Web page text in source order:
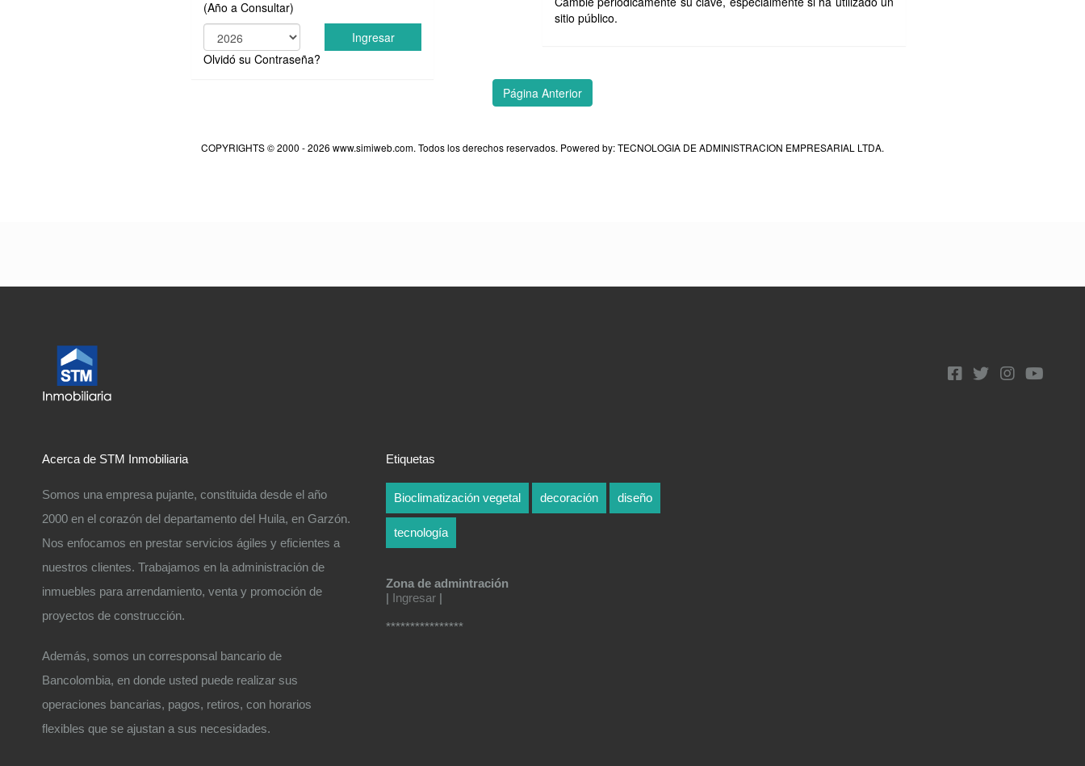
Acerca de STM Inmobiliaria
Somos una empresa pujante, constituida desde el año
2000 en el corazón del departamento del Huila, en Garzón.
Nos enfocamos en prestar servicios ágiles y eficientes a
nuestros clientes. Trabajamos en la administración de
inmuebles para arrendamiento, venta y promoción de
proyectos de construcción.
Además, somos un corresponsal bancario de
Bancolombia, en donde usted puede realizar sus
operaciones bancarias, pagos, retiros, con horarios
flexibles que se ajustan a sus necesidades.
Etiquetas
Bioclimatización vegetal decoración diseño
tecnología
Zona de admintración
| Ingresar |
****************